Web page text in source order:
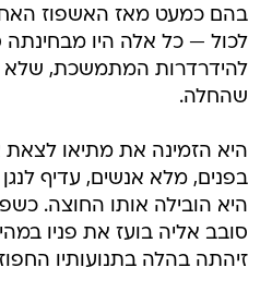
בהם כמעט מאז האשפוז
לכול — כל אלה היו
להידרדרות המתמשכת,
שהחלה.
היא הזמינה את מתיאו
בפנים, מלא אנשים, עדיף
היא הובילה אותו החוצה.
סובב אליה בועז את פניו
זיהתה בהלה בתנועותיו